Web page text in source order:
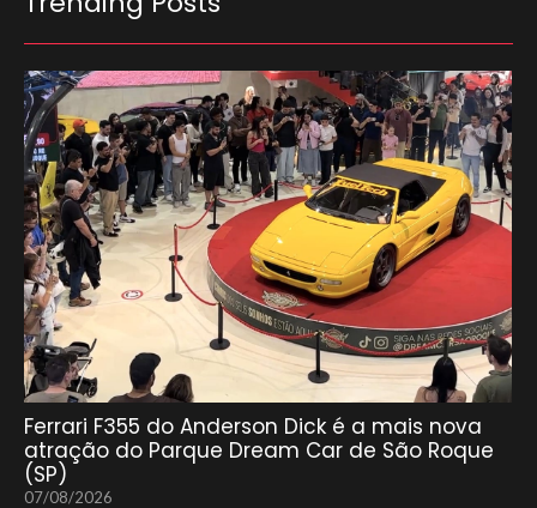
Ferrari F355 do Anderson Dick é a mais nova
atração do Parque Dream Car de São Roque
(SP)
07/08/2026